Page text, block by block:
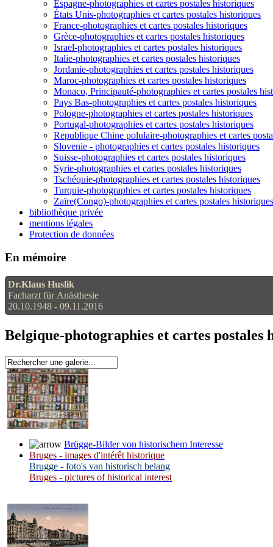
Espagne-photographies et cartes postales historiques
États Unis-photographies et cartes postales historiques
France-photographies et cartes postales historiques
Grèce-photographies et cartes postales historiques
Israel-photographies et cartes postales historiques
Italie-photographies et cartes postales historiques
Jordanie-photographies et cartes postales historiques
Maroc-photographies et cartes postales historiques
Monaco, Principauté-photographies et cartes postales
Pays Bas-photographies et cartes postales historiques
Pologne-photographies et cartes postales historiques
Portugal-photographies et cartes postales historiques
Republique Chine polulaire-photographies et cartes
Slovenie - photographies et cartes postales historiques
Suisse-photographies et cartes postales historiques
Syrie-photographies et cartes postales historiques
Tschéquie-photographies et cartes postales historiques
Turquie-photographies et cartes postales historiques
Zaïre(Congo)-photographies et cartes postales historiques
bibliothèque privée
mentions légales
Protection de données
En mémoire
Dr.Klaus Huslik
Facharzt für Anästhesie
20.10.1948 - 09.11.2016
Belgique-photographies et cartes postales
Brügge-Bilder von historischem Interesse
Bruges - images d'intérêt historique
Brugge - foto's van historisch belang
Bruges - pictures of historical interest